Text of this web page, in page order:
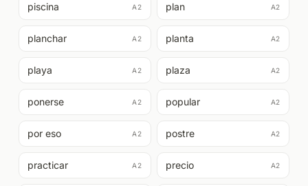
piscina A2 plan A2
planchar A2 planta A2
playa A2 plaza A2
ponerse A2 popular A2
por eso A2 postre A2
practicar A2 precio A2